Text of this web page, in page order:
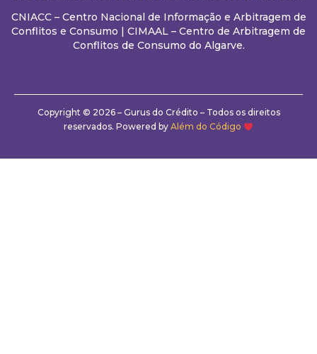
CNIACC – Centro Nacional de Informação e Arbitragem de
Conflitos e Consumo | CIMAAL – Centro de Arbitragem de
Conflitos de Consumo do Algarve.
Copyright © 2026 – Gurus do Crédito – Todos os direitos
reservados. Powered byAlém do Código